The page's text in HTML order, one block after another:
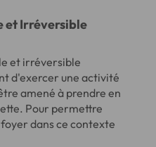
et Irréversible
et irréversible
d'exercer une activité
amené à prendre en
Pour permettre
dans ce contexte